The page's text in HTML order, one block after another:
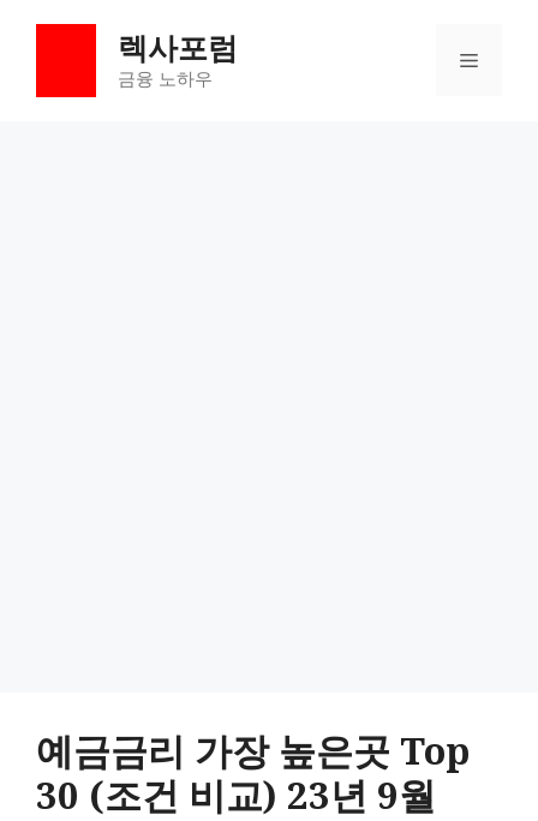
렉사포럼
금융 노하우
메
예금금리 가장 높은곳 Top
30 (조건 비교) 23년 9월